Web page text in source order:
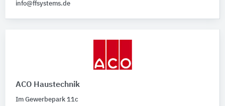
info@ffsystems.de
ACO Haustechnik
Im Gewerbepark 11c